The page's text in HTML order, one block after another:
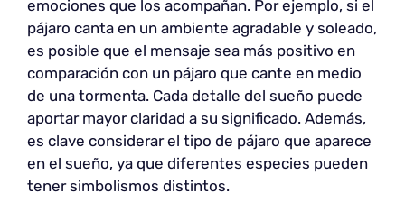
emociones que los acompañan. Por ejemplo, si el
pájaro canta en un ambiente agradable y soleado,
es posible que el mensaje sea más positivo en
comparación con un pájaro que cante en medio
de una tormenta. Cada detalle del sueño puede
aportar mayor claridad a su significado. Además,
es clave considerar el tipo de pájaro que aparece
en el sueño, ya que diferentes especies pueden
tener simbolismos distintos.